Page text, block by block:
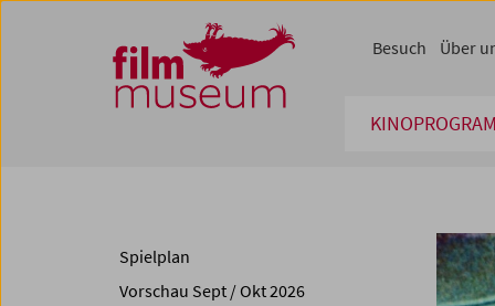
Zum Inhalt
Zum Hauptmenü
Zur Servicenavigation
Zum Suche
Besuch Über
Spielplan
Vorschau Sept / Okt 2026